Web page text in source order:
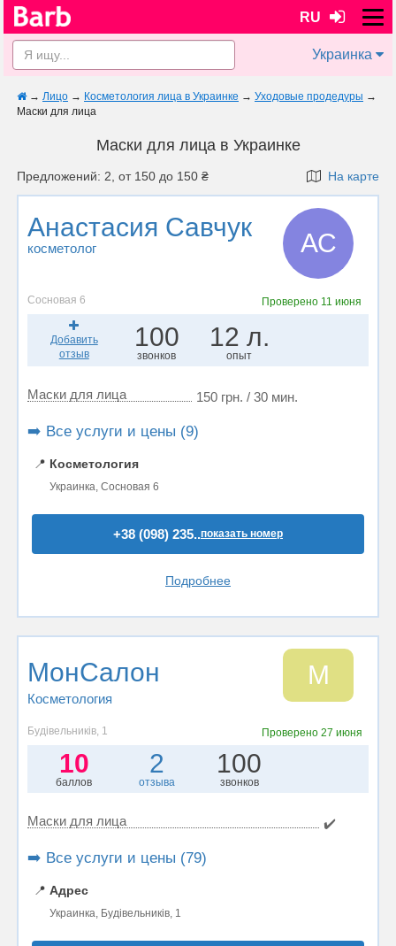
RU
Украинка
→ Лицо → Косметология лица в Украинке → Уходовые продедуры →
Маски для лица
Маски для лица в Украинке
Предложений: 2, от 150 до 150 ₴ На карте
Анастасия Савчук
косметолог АС
Сосновая 6 Проверено 11 июня
Добавить
отзыв
100
звонков
12 л.
опыт
Маски для лица 150 грн. / 30 мин.
➡️ Все услуги и цены (9)
📍 Косметология
Украинка, Сосновая 6
+38 (098) 235..показать номер
Подробнее
МонСалон
Косметология
М
Будівельників, 1 Проверено 27 июня
10
баллов
2
отзыва
100
звонков
Маски для лица ✔️
➡️ Все услуги и цены (79)
📍 Адрес
Украинка, Будівельників, 1